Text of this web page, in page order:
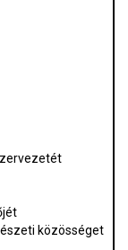
közösséget